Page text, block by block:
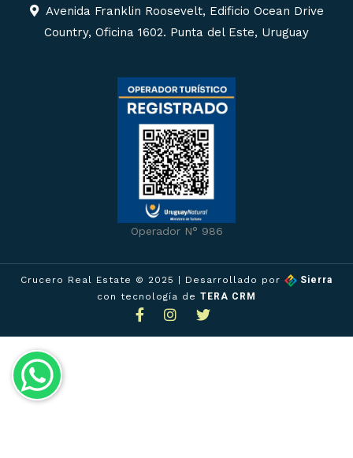
Avenida Franklin Roosevelt, Edificio Ocean Drive
Country, Oficina 1602. Punta del Este, Uruguay
Operador N° 986
Crucero Real Estate © 2025 | Desarrollado por
Sierra
con tecnología de TERA CRM